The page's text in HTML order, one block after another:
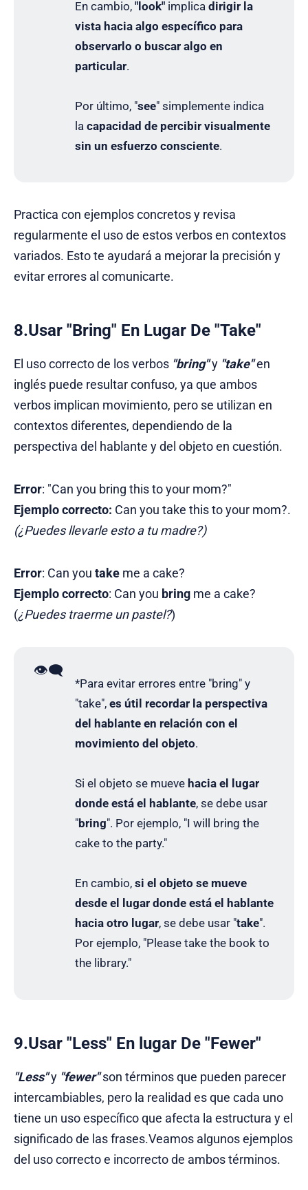
En cambio,"look" implica dirigir la
vista hacia algo específico para
observarlo o buscar algo en
particular.
Por último, "see" simplemente indica
lacapacidad de percibir visualmente
sin un esfuerzo consciente.
Practica con ejemplos concretos y revisa
regularmente el uso de estos verbos en contextos
variados. Esto te ayudará a mejorar la precisión y
evitar errores al comunicarte.
8.Usar "Bring" En Lugar De "Take"
El uso correcto de los verbos "bring"y "take"en
inglés puede resultar confuso, ya que ambos
verbos implican movimiento, pero se utilizan en
contextos diferentes, dependiendo de la
perspectiva del hablante y del objeto en cuestión.
Error: "Can you bring this to your mom?"
Ejemplo correcto: Can you take this to your mom?.
(¿Puedes llevarle esto a tu madre?)
Error: Can you take me a cake?
Ejemplo correcto: Can you bring me a cake?
(¿Puedes traerme un pastel?)
👁️‍🗨️
*Para evitar errores entre "bring" y
"take",es útil recordar la perspectiva
del hablante en relación con el
movimiento del objeto.
Si el objeto se muevehacia el lugar
donde está el hablante, se debe usar
"bring". Por ejemplo, "I will bring the
cake to the party."
En cambio,si el objeto se mueve
desde el lugar donde está el hablante
hacia otro lugar, se debe usar "take".
Por ejemplo, "Please take the book to
the library."
9.Usar "Less" En lugar De "Fewer"
"Less"y "fewer"son términos que pueden parecer
intercambiables, pero la realidad es que cada uno
tiene un uso específico que afecta la estructura y el
significado de las frases.Veamos algunos ejemplos
del uso correcto e incorrecto de ambos términos.